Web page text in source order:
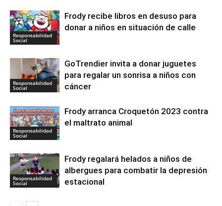
Responsabilidad
Social
Frody recibe libros en desuso para
donar a niños en situación de calle
Responsabilidad
Social
GoTrendier invita a donar juguetes
para regalar un sonrisa a niños con
cáncer
Responsabilidad
Social
Frody arranca Croquetón 2023 contra
el maltrato animal
Responsabilidad
Social
Frody regalará helados a niños de
albergues para combatir la depresión
estacional